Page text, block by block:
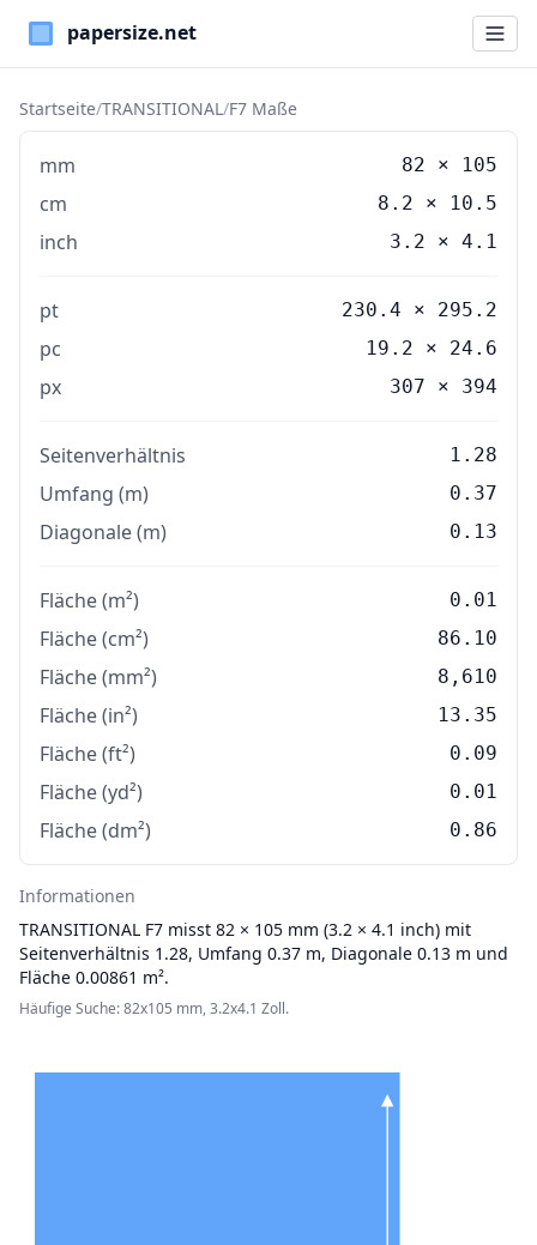
Paper Sizes
Startseite/TRANSITIONAL/F7 Maße
mm 82 × 105
cm 8.2 × 10.5
inch 3.2 × 4.1
pt 230.4 × 295.2
pc 19.2 × 24.6
px 307 × 394
Seitenverhältnis 1.28
Umfang (m) 0.37
Diagonale (m) 0.13
Fläche (m²) 0.01
Fläche (cm²) 86.10
Fläche (mm²) 8,610
Fläche (in²) 13.35
Fläche (ft²) 0.09
Fläche (yd²) 0.01
Fläche (dm²) 0.86
Informationen
TRANSITIONAL F7 misst 82 × 105 mm (3.2 × 4.1 inch) mit
Seitenverhältnis 1.28, Umfang 0.37 m, Diagonale 0.13 m und
Fläche 0.00861 m².
Häufige Suche: 82x105 mm, 3.2x4.1 Zoll.